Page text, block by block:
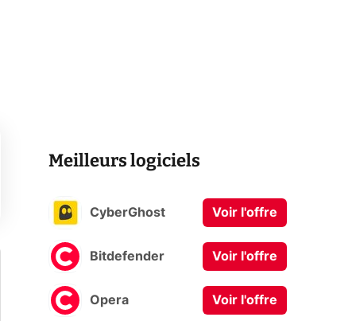
Meilleurs logiciels
CyberGhost Voir l'offre
Bitdefender Voir l'offre
Opera Voir l'offre